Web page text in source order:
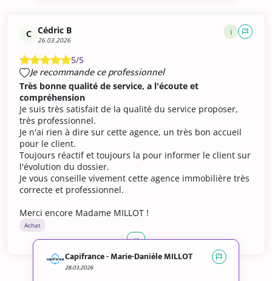
C Cédric B
26.03.2026
i
5/5
Je recommande ce professionnel
Très bonne qualité de service, a l'écoute et
compréhension
Je suis très satisfait de la qualité du service proposer,
très professionnel.
Je n'ai rien à dire sur cette agence, un très bon accueil
pour le client.
Toujours réactif et toujours la pour informer le client sur
l'évolution du dossier.
Je vous conseille vivement cette agence immobilière très
correcte et professionnel.
Merci encore Madame MILLOT !
Achat
Capifrance - Marie-Danièle MILLOT
28.03.2026